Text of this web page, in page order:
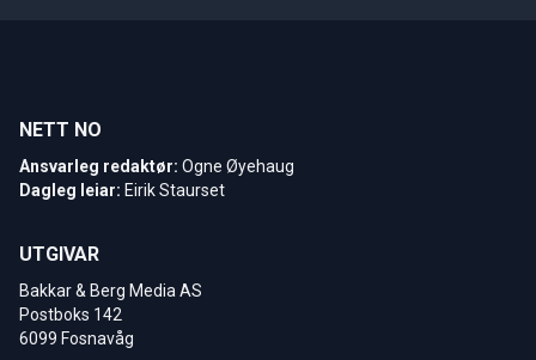
NETT NO
Ansvarleg redaktør: Ogne Øyehaug
Dagleg leiar: Eirik Staurset
UTGIVAR
Bakkar & Berg Media AS
Postboks 142
6099 Fosnavåg